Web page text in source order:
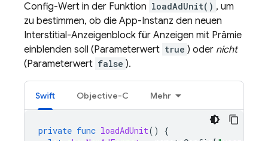
Config-Wert in der Funktion loadAdUnit() , um
zu bestimmen, ob die App-Instanz den neuen
Interstitial-Anzeigenblock für Anzeigen mit Prämie
einblenden soll (Parameterwert true ) oder nicht
(Parameterwert false ).
Swift Objective-C Mehr
private func loadAdUnit()
{